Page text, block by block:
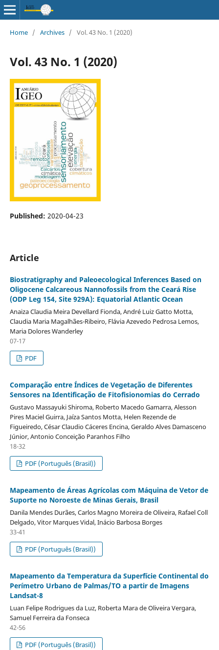
Home / Archives / Vol. 43 No. 1 (2020)
Vol. 43 No. 1 (2020)
Published: 2020-04-23
Article
Biostratigraphy and Paleoecological Inferences Based on
Oligocene Calcareous Nannofossils from the Ceará Rise
(ODP Leg 154, Site 929A): Equatorial Atlantic Ocean
Anaiza Claudia Meira Devellard Fionda, André Luiz Gatto Motta,
Claudia Maria Magalhães-Ribeiro, Flávia Azevedo Pedrosa Lemos,
Maria Dolores Wanderley
07-17
PDF
Comparação entre Índices de Vegetação de Diferentes
Sensores na Identificação de Fitofisionomias do Cerrado
Gustavo Massayuki Shiroma, Roberto Macedo Gamarra, Alesson
Pires Maciel Guirra, Jaíza Santos Motta, Helen Rezende de
Figueiredo, César Claudio Cáceres Encina, Geraldo Alves Damasceno
Júnior, Antonio Conceição Paranhos Filho
18-32
PDF (Português (Brasil))
Mapeamento de Áreas Agrícolas com Máquina de Vetor de
Suporte no Noroeste de Minas Gerais, Brasil
Danila Mendes Durães, Carlos Magno Moreira de Oliveira, Rafael Coll
Delgado, Vitor Marques Vidal, Inácio Barbosa Borges
33-41
PDF (Português (Brasil))
Mapeamento da Temperatura da Superfície Continental do
Perímetro Urbano de Palmas/TO a partir de Imagens
Landsat-8
Luan Felipe Rodrigues da Luz, Roberta Mara de Oliveira Vergara,
Samuel Ferreira da Fonseca
42-56
PDF (Português (Brasil))